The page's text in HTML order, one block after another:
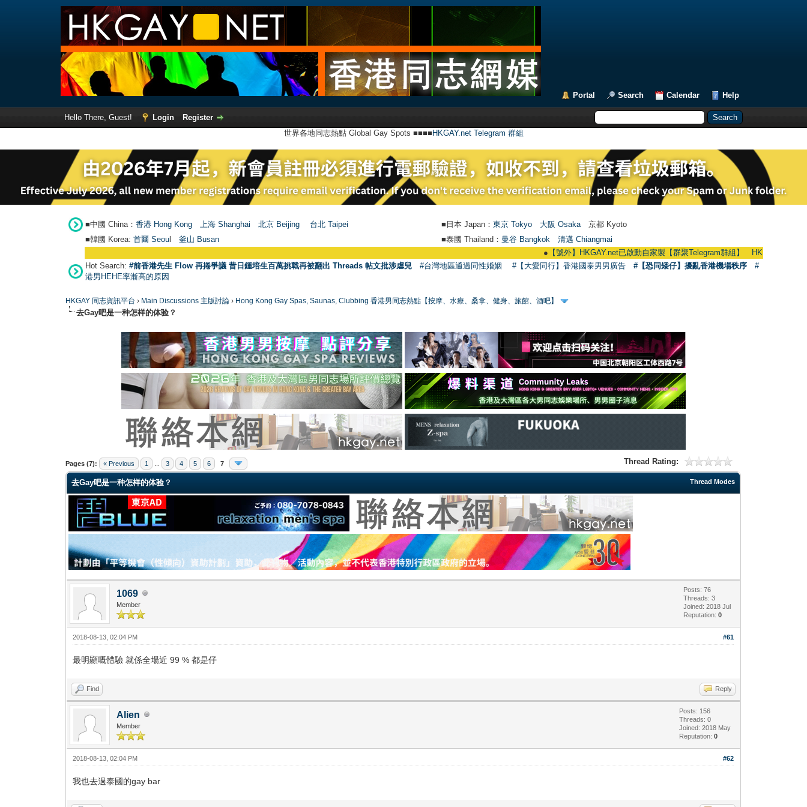
Portal Search Calendar Help
Hello There, Guest! Login
Register
世界各地同志熱點 Global Gay Spots ■■■■ HKGAY.net Telegram 群組
■中國 China： 香港 Hong Kong 上海 Shanghai 北京 Beijing 台北 Taipei ■日本 Japan： 東京 Tokyo 大阪 Osaka 京都 Kyoto
■韓國 Korea: 首爾 Seou 釜山 Busan ■泰國 Thailand： 曼谷 Bangkok
清邁 Chiangmai
【號外】HKGAY.net已啟動自家製【群聚Telegram群組】 HKGAY.net has
Hot Search: #前香港先生 Flow 再捲爭議 昔日鍾培生百萬挑戰再被翻出 Threads 帖文批涉虐兒 #台灣地區通過同性婚姻 #【大愛同行】香港國泰男男廣告 #【恐同矮仔】擾亂香港機場秩序
#
港男HEHE率漸高的原因
HKGAY 同志資訊平台 › Main Discussions 主版討論 › Hong Kong Gay Spas, Saunas, Clubbing 香港男同志熱點【按摩、水療、桑拿、健身、旅館、酒吧】
去Gay吧是一种怎样的体验？
Pages (7): « Previous 1 3 4 5 6 7 Thread Rating:
0 Vote(s) - 0 Average
1
2
3
4
5
Thread Modes
去Gay吧是一种怎样的体验？
1069
Member
Posts: 76
Threads: 3
Joined: 2018 Jul
Reputation:0
#61
2018-08-13, 02:04 PM
最明顯嘅體驗 就係全場近 99 % 都是仔
Find Reply
Alien
Member
Posts: 156
Threads: 0
Joined: 2018 May
Reputation:0
#62
2018-08-13, 02:04 PM
我也去過泰國的gay bar